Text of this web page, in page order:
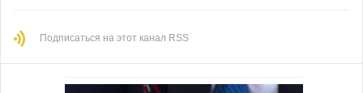
Подписаться на этот канал RSS